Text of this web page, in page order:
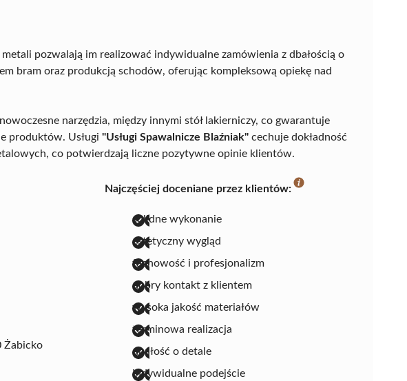
pozwalają im realizować indywidualne zamówienia z dbałością o
bram oraz produkcją schodów, oferując kompleksową opiekę nad
narzędzia, między innymi stół lakierniczy, co gwarantuje
produktów. Usługi "Usługi Spawalnicze Blaźniak" cechuje dokładność
co potwierdzają liczne pozytywne opinie klientów.
Żabicko
Najczęściej doceniane przez klientów:
solidne wykonanie
estetyczny wygląd
fachowość i profesjonalizm
dobry kontakt z klientem
wysoka jakość materiałów
terminowa realizacja
dbałość o detale
indywidualne podejście